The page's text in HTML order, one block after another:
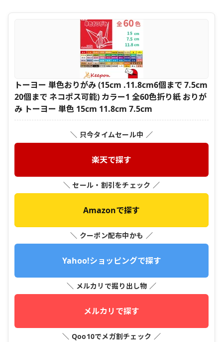
トーヨー 単色おりがみ (15cm .11.8cm6個まで 7.5cm
20個まで ネコポス可能) カラー1 全60色折り紙 おりが
み トーヨー 単色 15cm 11.8cm 7.5cm
＼ 只今タイムセール中 ／
楽天で探す
＼ セール・割引をチェック ／
Amazonで探す
＼ クーポン配布中かも ／
Yahoo!ショッピングで探す
＼ メルカリで掘り出し物 ／
メルカリで探す
＼ Qoo10でメガ割チェック ／